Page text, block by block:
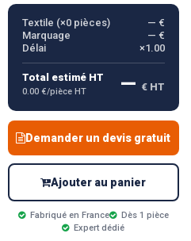
Textile (×0pièces)
— €
Marquage
— €
Délai
×1.00
Total estimé HT
0.00 €/pièce HT — € HT
Demander un devis gratuit
Ajouter au panier
Fabriqué en France
Dès 1 pièce
Expert dédié